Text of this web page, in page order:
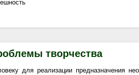
творчества
для реализации предназначения